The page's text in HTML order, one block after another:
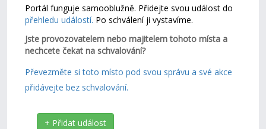
Portál funguje samooblužně. Přidejte svou událost do
přehledu událostí. Po schválení ji vystavíme.
Jste provozovatelem nebo majitelem tohoto místa a
nechcete čekat na schvalování?
Převezměte si toto místo pod svou správu a své akce
přidávejte bez schvalování.
+ Přidat událost